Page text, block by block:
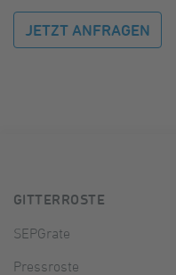
JETZT ANFRAGEN
GITTERROSTE
SEPGrate
Pressroste